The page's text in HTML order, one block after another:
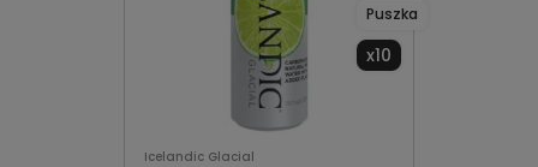
Icelandic Glacial
Puszka
x10